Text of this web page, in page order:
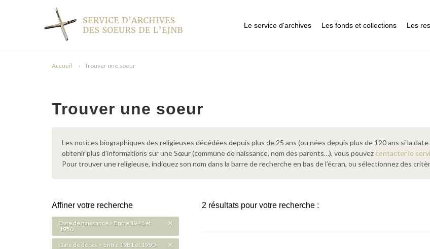
Le service d'archives Les fonds et collections Les
Accueil Trouver une soeur
Trouver une soeur
Les notices biographiques des religieuses décédées depuis plus de 25 ans (ou nées depuis plus de 120 ans si la
obtenir plus d’informations sur une Sœur (commune de naissance, nom des parents…), vous pouvez contacter le
Pour trouver une religieuse, indiquez son nom dans la barre de recherche en bas de l’écran, ou sélectionnez des
2 résultats pour votre recherche :
Affiner votre recherche
Date de naissance > Entre 1941 et
1950
Date de décès > Entre 1981 et 1990